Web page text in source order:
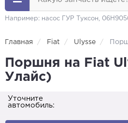
Например: насос ГУР Туксон,
Главная Fiat Ulysse
Поршня на Fiat
Улайс)
Уточните
автомобиль: